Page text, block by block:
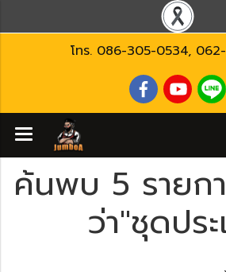
โทร. 086-305-0534,
ค้นพบ 5 รายก
ว่า"ชุดปร